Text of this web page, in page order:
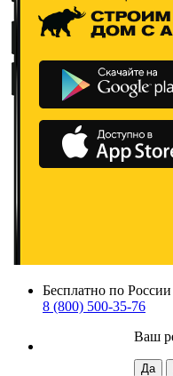
Бесплатно по России
8 (800) 500-35-76
Ваш